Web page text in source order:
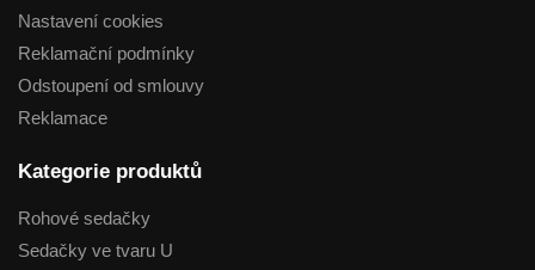
Nastavení cookies
Reklamační podmínky
Odstoupení od smlouvy
Reklamace
Kategorie produktů
Rohové sedačky
Sedačky ve tvaru U